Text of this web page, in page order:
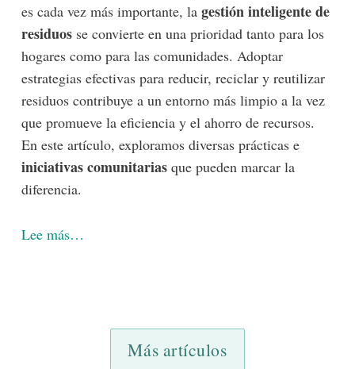
es cada vez más importante, la gestión inteligente de
residuosse convierte en una prioridad tanto para los
hogares como para las comunidades. Adoptar
estrategias efectivas para reducir, reciclar y reutilizar
residuos contribuye a un entorno más limpio a la vez
que promueve la eficiencia y el ahorro de recursos.
En este artículo, exploramos diversas prácticas e
iniciativas comunitariasque pueden marcar la
diferencia.
Lee más…
Más artículos